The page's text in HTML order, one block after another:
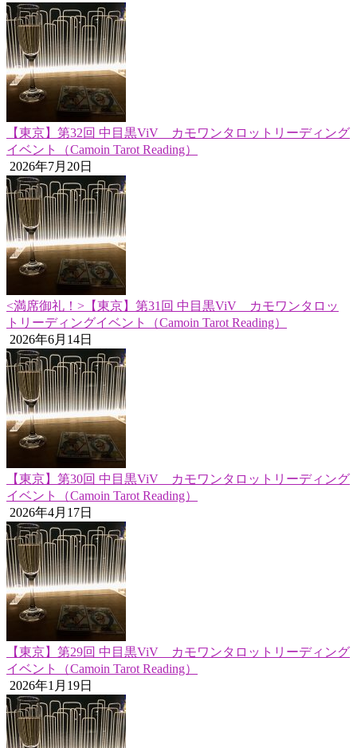
【東京】第32回 中目黒ViV カモワンタロットリーディング
イベント（Camoin Tarot Reading）
2026年7月20日
<満席御礼！>【東京】第31回 中目黒ViV カモワンタロッ
トリーディングイベント（Camoin Tarot Reading）
2026年6月14日
【東京】第30回 中目黒ViV カモワンタロットリーディング
イベント（Camoin Tarot Reading）
2026年4月17日
【東京】第29回 中目黒ViV カモワンタロットリーディング
イベント（Camoin Tarot Reading）
2026年1月19日